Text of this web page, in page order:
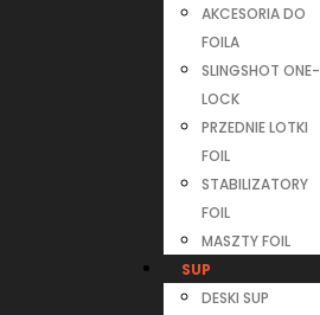
AKCESORIA DO
FOILA
SLINGSHOT ONE-
LOCK
PRZEDNIE LOTKI
FOIL
STABILIZATORY
FOIL
MASZTY FOIL
SUP
DESKI SUP